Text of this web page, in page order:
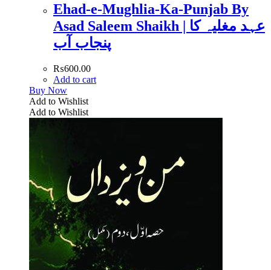
Ehad-e-Mughlia-Ka-Punjab By
Asad Saleem Shaikh | عہد مغلیہ کا
پنجاب آب
₨600.00
Add to cart
Buy Now
Add to Wishlist
Add to Wishlist